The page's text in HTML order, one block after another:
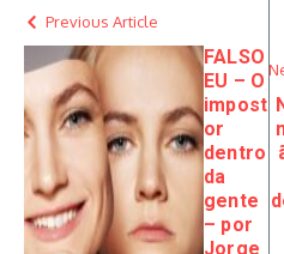
Previous Article
FALSO
EU – O
impost
or
dentro
da
gente
– por
Jorge